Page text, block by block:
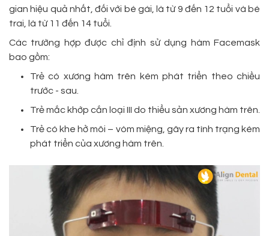
gian hiệu quả nhất, đối với bé gái, là từ 9 đến 12 tuổi và bé
trai, là từ 11 đến 14 tuổi.
Các trường hợp được chỉ định sử dụng hàm Facemask
bao gồm:
Trẻ có xương hàm trên kém phát triển theo chiều
trước - sau.
Trẻ mắc khớp cắn loại III do thiểu sản xương hàm trên.
Trẻ có khe hở môi – vòm miệng, gây ra tình trạng kém
phát triển của xương hàm trên.